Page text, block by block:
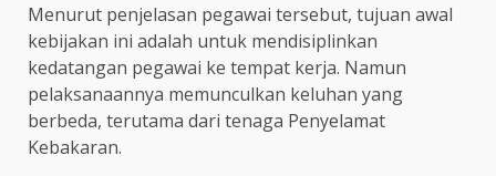
Menurut penjelasan pegawai tersebut, tujuan awal
kebijakan ini adalah untuk mendisiplinkan
kedatangan pegawai ke tempat kerja. Namun
pelaksanaannya memunculkan keluhan yang
berbeda, terutama dari tenaga Penyelamat
Kebakaran.